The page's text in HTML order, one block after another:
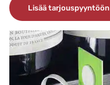
Lisää tarjouspyyntöön